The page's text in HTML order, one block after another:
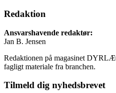
Redaktion
Ansvarshavende redaktør:
Jan B. Jensen
Redaktionen på magasinet
fagligt materiale fra branchen.
Tilmeld dig nyhedsbrevet